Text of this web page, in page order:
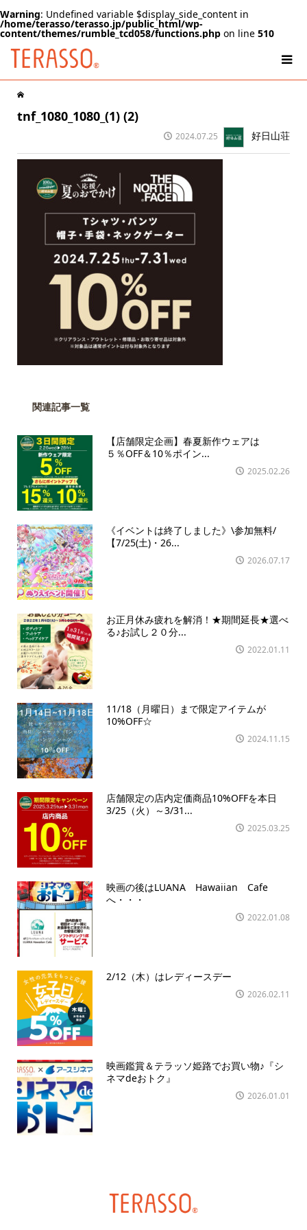
Warning: Undefined variable $display_side_content in
/home/terasso/terasso.jp/public_html/wp-
content/themes/rumble_tcd058/functions.php on line 510
tnf_1080_1080_(1) (2)
2024.07.25 好日山荘
関連記事一覧
【店舗限定企画】春夏新作ウェアは
５％OFF＆10％ポイン...
2025.02.26
《イベントは終了しました》\参加無料/
【7/25(土)・26...
2026.07.17
お正月休み疲れを解消！★期間延長★選べ
る♪お試し２０分...
2022.01.11
11/18（月曜日）まで限定アイテムが
10%OFF☆
2024.11.15
店舗限定の店内定価商品10%OFFを本日
3/25（火）～3/31...
2025.03.25
映画の後はLUANA Hawaiian Cafe
へ・・・
2022.01.08
2/12（木）はレディースデー
2026.02.11
映画鑑賞＆テラッソ姫路でお買い物♪『シ
ネマdeおトク』
2026.01.01